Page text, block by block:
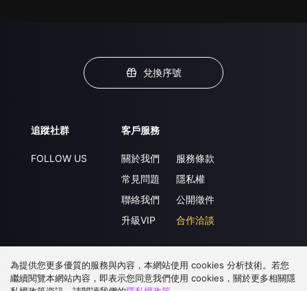
兌換序號
追蹤社群
FOLLOW US
客戶服務
關於我們
常見問題
聯絡我們
升級VIP
服務條款
隱私權
公開徵件
合作洽談
下載 APP
為提供您更多優質的服務與內容，本網站使用 cookies 分析技術。若您
繼續閱覽本網站內容，即表示您同意我們使用 cookies，關於更多相關隱